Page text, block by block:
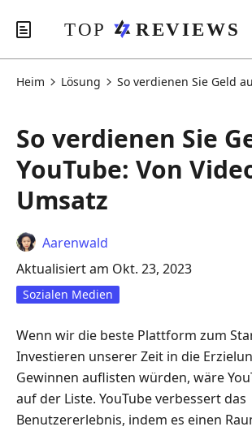
Heim Lösung So verdienen Sie Geld
So verdienen Sie
YouTube: Von
Umsatz
Aarenwald
Aktualisiert am Okt. 23, 2023
Sozialen Medien
Wenn wir die beste Plattform zum
Investieren unserer Zeit in die
Gewinnen auflisten würden, wäre
auf der Liste. YouTube verbessert das
Benutzererlebnis, indem es einen